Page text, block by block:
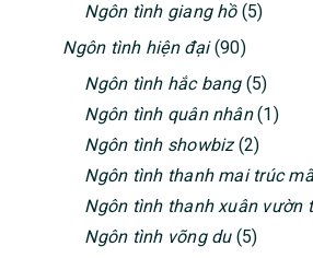
Ngôn tình giang hồ(5)
Ngôn tình hiện đại(90)
Ngôn tình hắc bang(5)
Ngôn tình quân nhân(1)
Ngôn tình showbiz(2)
Ngôn tình thanh mai trúc mã
Ngôn tình thanh xuân vườn
Ngôn tình võng du(5)